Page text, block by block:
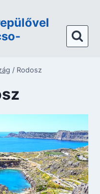
/ Rodosz